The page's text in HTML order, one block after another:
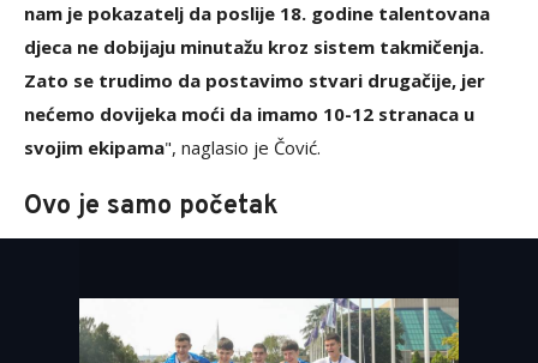
nam je pokazatelj da poslije 18. godine talentovana
djeca ne dobijaju minutažu kroz sistem takmičenja.
Zato se trudimo da postavimo stvari drugačije, jer
nećemo dovijeka moći da imamo 10-12 stranaca u
svojim ekipama", naglasio je Čović.
Ovo je samo početak